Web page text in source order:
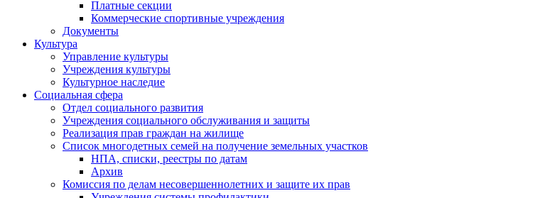
Платные секции
Коммерческие спортивные учреждения
Документы
Культура
Управление культуры
Учреждения культуры
Культурное наследие
Социальная сфера
Отдел социального развития
Учреждения социального обслуживания и защиты
Реализация прав граждан на жилище
Список многодетных семей на получение земельных участков
НПА, списки, реестры по датам
Архив
Комиссия по делам несовершеннолетних и защите их прав